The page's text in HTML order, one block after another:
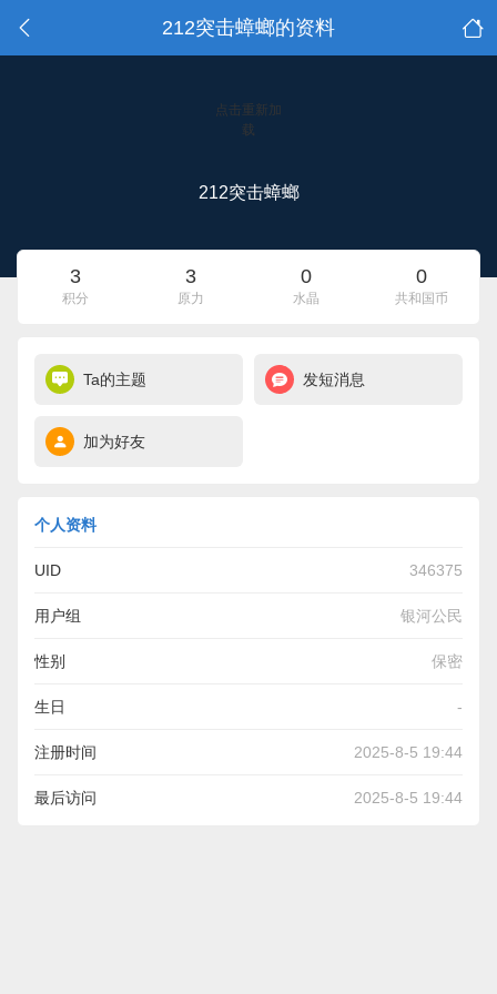
212突击蟑螂的资料
点击重新加
载
212突击蟑螂
3
积分
3
原力
0
水晶
0
共和国币
Ta的主题 发短消息
加为好友
个人资料
UID 346375
用户组 银河公民
性别 保密
生日 -
注册时间 2025-8-5 19:44
最后访问 2025-8-5 19:44